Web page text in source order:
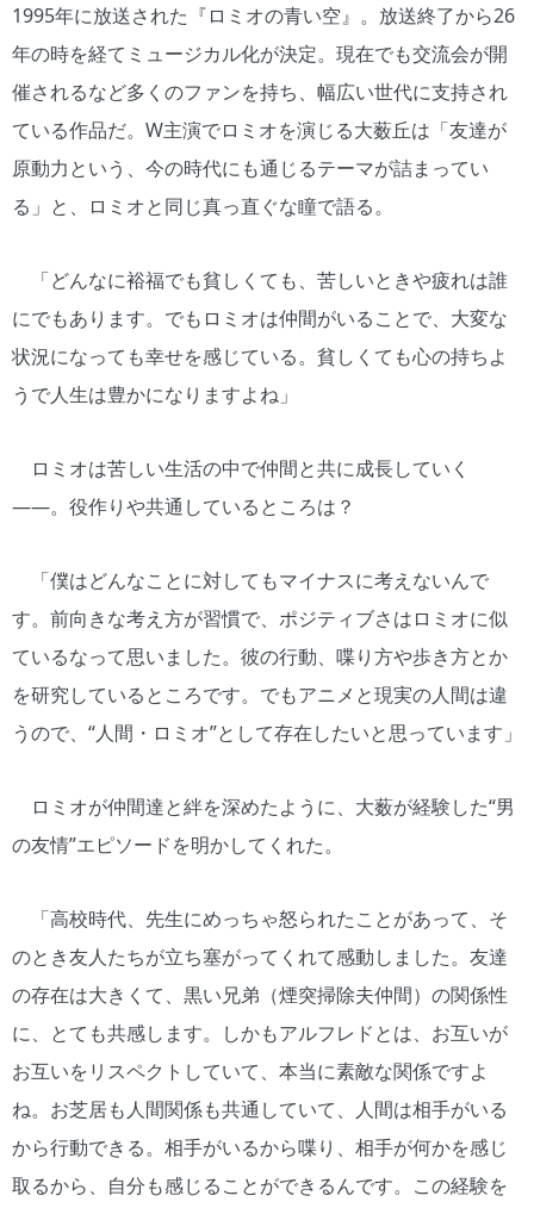
1995年に放送された『ロミオの青い空』。放送終了から26
年の時を経てミュージカル化が決定。現在でも交流会が開
催されるなど多くのファンを持ち、幅広い世代に支持され
ている作品だ。W主演でロミオを演じる大薮丘は「友達が
原動力という、今の時代にも通じるテーマが詰まってい
る」と、ロミオと同じ真っ直ぐな瞳で語る。
「どんなに裕福でも貧しくても、苦しいときや疲れは誰
にでもあります。でもロミオは仲間がいることで、大変な
状況になっても幸せを感じている。貧しくても心の持ちよ
うで人生は豊かになりますよね」
ロミオは苦しい生活の中で仲間と共に成長していく
――。役作りや共通しているところは？
「僕はどんなことに対してもマイナスに考えないんで
す。前向きな考え方が習慣で、ポジティブさはロミオに似
ているなって思いました。彼の行動、喋り方や歩き方とか
を研究しているところです。でもアニメと現実の人間は違
うので、“人間・ロミオ”として存在したいと思っています」
ロミオが仲間達と絆を深めたように、大薮が経験した“男
の友情”エピソードを明かしてくれた。
「高校時代、先生にめっちゃ怒られたことがあって、そ
のとき友人たちが立ち塞がってくれて感動しました。友達
の存在は大きくて、黒い兄弟（煙突掃除夫仲間）の関係性
に、とても共感します。しかもアルフレドとは、お互いが
お互いをリスペクトしていて、本当に素敵な関係ですよ
ね。お芝居も人間関係も共通していて、人間は相手がいる
から行動できる。相手がいるから喋り、相手が何かを感じ
取るから、自分も感じることができるんです。この経験を